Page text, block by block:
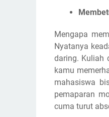
Mengapa
Nyatanya
daring. Kuliah
kamu
mahasiswa
pemaparan
cuma turut